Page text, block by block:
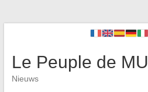
Le Peuple de MU
Nieuws